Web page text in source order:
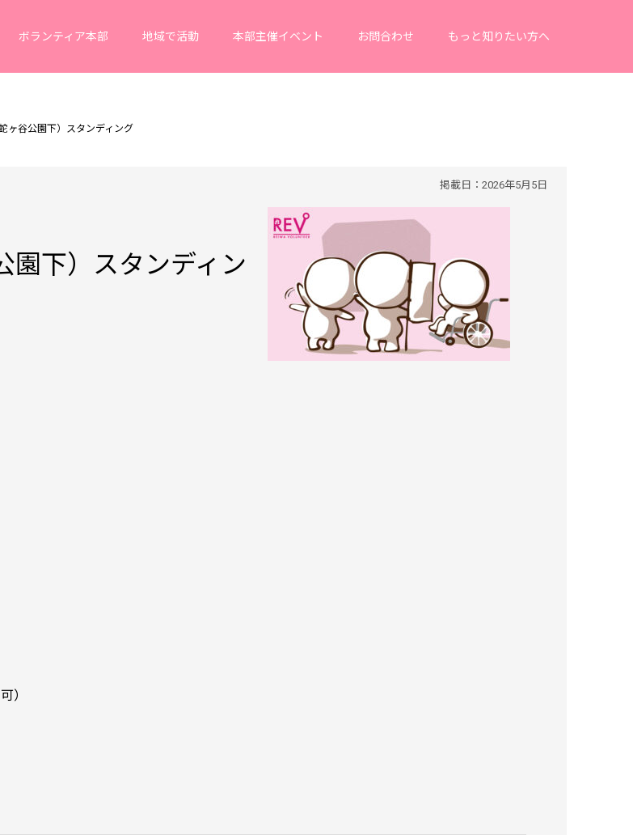
ボランティア本部 地域で活動 本部主催イベント お問合わせ もっと知りたい方へ
ヶ谷公園下）スタンディング
掲載日：2026年5月5日
園下）スタンディン
）